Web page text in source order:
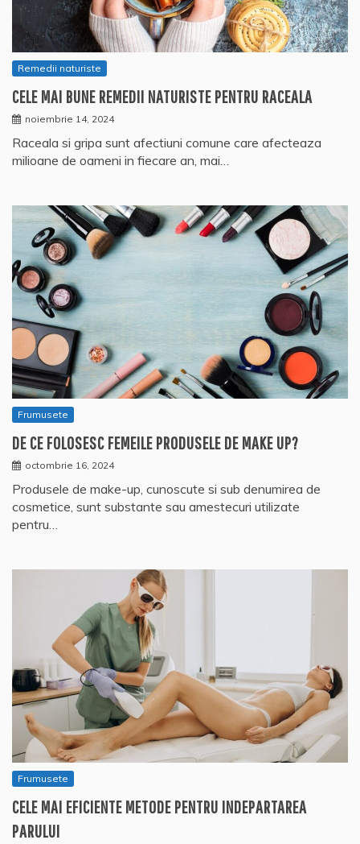
Remedii naturiste
CELE MAI BUNE REMEDII NATURISTE PENTRU RACEALA
noiembrie 14, 2024
Raceala si gripa sunt afectiuni comune care afecteaza
milioane de oameni in fiecare an, mai…
Frumusete
DE CE FOLOSESC FEMEILE PRODUSELE DE MAKE UP?
octombrie 16, 2024
Produsele de make-up, cunoscute si sub denumirea de
cosmetice, sunt substante sau amestecuri utilizate
pentru…
Frumusete
CELE MAI EFICIENTE METODE PENTRU INDEPARTAREA
PARULUI